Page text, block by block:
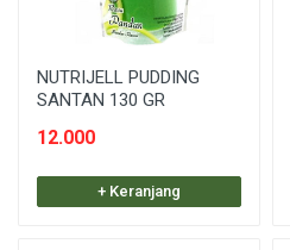
NUTRIJELL PUDDING
SANTAN 130 GR
12.000
+ Keranjang